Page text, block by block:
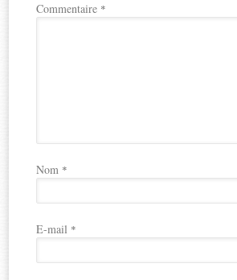
Commentaire *
Nom *
E-mail *